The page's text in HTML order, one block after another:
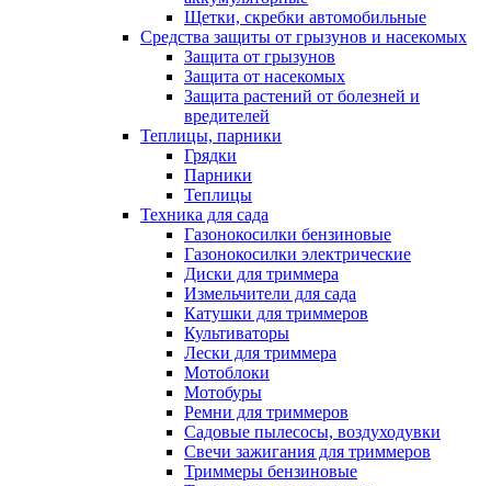
Щетки, скребки автомобильные
Средства защиты от грызунов и насекомых
Защита от грызунов
Защита от насекомых
Защита растений от болезней и
вредителей
Теплицы, парники
Грядки
Парники
Теплицы
Техника для сада
Газонокосилки бензиновые
Газонокосилки электрические
Диски для триммера
Измельчители для сада
Катушки для триммеров
Культиваторы
Лески для триммера
Мотоблоки
Мотобуры
Ремни для триммеров
Садовые пылесосы, воздуходувки
Свечи зажигания для триммеров
Триммеры бензиновые